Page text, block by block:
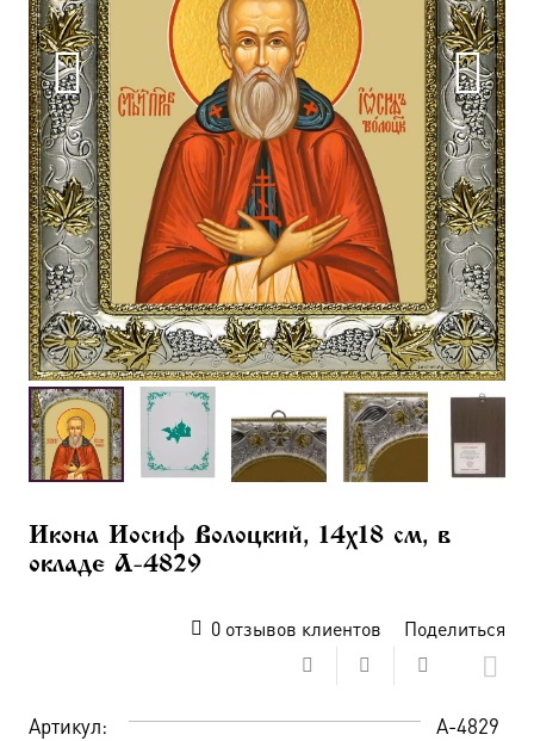
Икона Иосиф Волоцкий, 14х18 см, в
окладе A-4829
0отзывов клиентов Поделиться
Артикул: A-4829